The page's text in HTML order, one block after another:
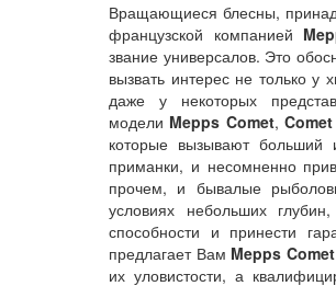
Вращающиеся блесны,
французской компанией
звание универсалов. Это
вызвать интерес не только
даже у некоторых
модели Mepps Comet,
которые вызывают
приманки, и несомненно
прочем, и бывалые
условиях небольших
способности и принести
предлагает Вам Mepps
их уловистости, а